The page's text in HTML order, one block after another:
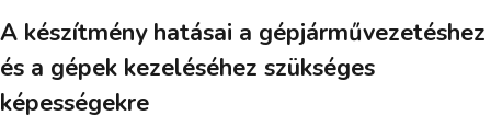
A készítmény hatásai a gépjárművezetéshez
és a gépek kezeléséhez szükséges
képességekre